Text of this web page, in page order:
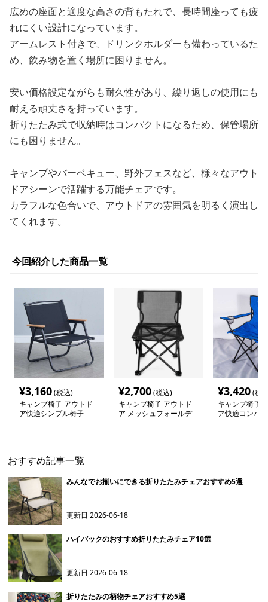
広めの座面と適度な高さの背もたれで、長時間座っても疲
れにくい設計になっています。
アームレスト付きで、ドリンクホルダーも備わっているた
め、飲み物を置く場所に困りません。
安い価格設定ながらも耐久性があり、繰り返しの使用にも
耐える頑丈さを持っています。
折りたたみ式で収納時はコンパクトになるため、保管場所
にも困りません。
キャンプやバーベキュー、野外フェスなど、様々なアウト
ドアシーンで活躍する万能チェアです。
カラフルな色合いで、アウトドアの雰囲気を明るく演出し
てくれます。
今回紹介した商品一覧
¥3,160(税込)
キャンプ椅子 アウトド
ア快適シンプル椅子
¥2,700(税込)
キャンプ椅子 アウトド
ア メッシュフォールデ
¥3,420(税
キャンプ椅子
ア快適コンパ
おすすめ記事一覧
みんなでお揃いにできる折りたたみチェアおすすめ5選
更新日2026-06-18
ハイバックのおすすめ折りたたみチェア10選
更新日2026-06-18
折りたたみの柄物チェアおすすめ5選